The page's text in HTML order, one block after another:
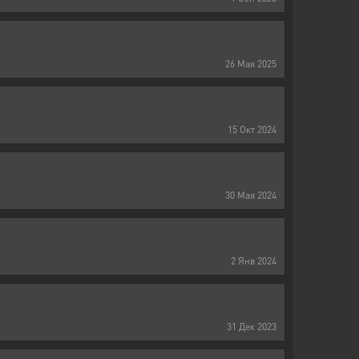
26 Мая 2025
15 Окт 2024
30 Мая 2024
2 Янв 2024
31 Дек 2023